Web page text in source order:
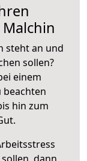
steht an und
sollen?
einem
beachten
hin zum